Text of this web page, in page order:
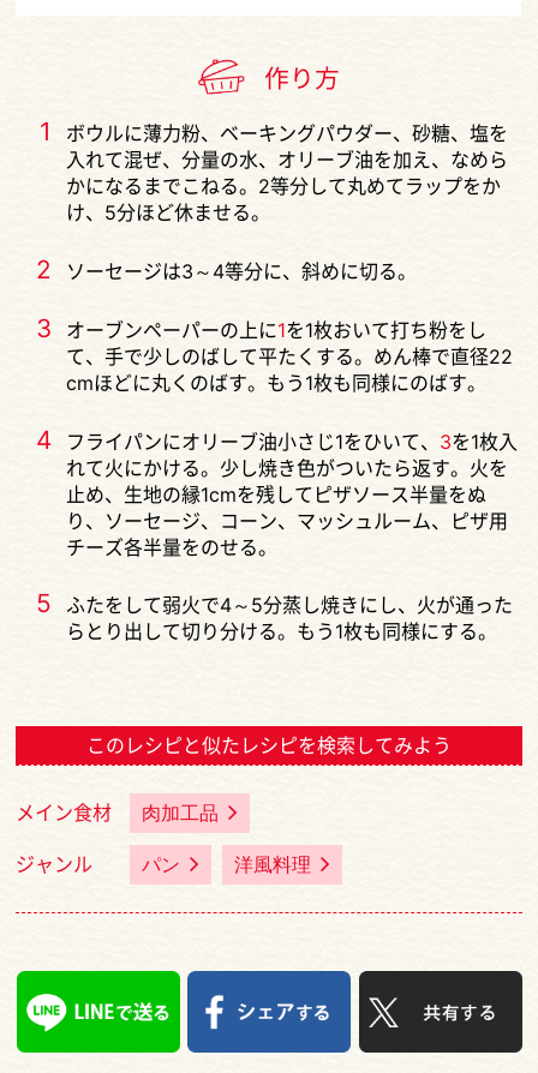
作り方
1
ボウルに薄力粉、ベーキングパウダー、砂糖、塩を
入れて混ぜ、分量の水、オリーブ油を加え、なめら
かになるまでこねる。2等分して丸めてラップをか
け、5分ほど休ませる。
2 ソーセージは3～4等分に、斜めに切る。
3 オーブンペーパーの上に1を1枚おいて打ち粉をし
て、手で少しのばして平たくする。めん棒で直径22
cmほどに丸くのばす。もう1枚も同様にのばす。
4 フライパンにオリーブ油小さじ1をひいて、 3を1枚入
れて火にかける。少し焼き色がついたら返す。火を
止め、生地の縁1cmを残してピザソース半量をぬ
り、ソーセージ、コーン、マッシュルーム、ピザ用
チーズ各半量をのせる。
5
ふたをして弱火で4～5分蒸し焼きにし、火が通った
らとり出して切り分ける。もう1枚も同様にする。
このレシピと似たレシピを検索してみよう
メイン食材 肉加工品
ジャンル パン 洋風料理